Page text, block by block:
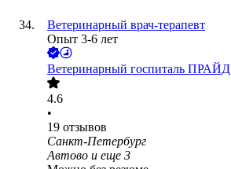
Ветеринарный врач-терапевт
Опыт 3-6 лет
Ветеринарный госпиталь ПРАЙД
4.6
•
19 отзывов
Санкт-Петербург
Автово и еще 3